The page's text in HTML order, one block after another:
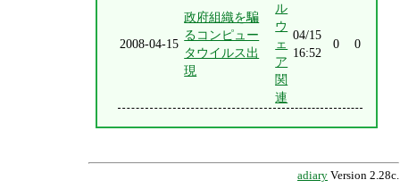
2008-04-15
政府組織を騙
るコンピュー
タウイルス出
現
ル
ウ
ェ
ア
関
連
04/15
16:52
0 0
adiary Version 2.28c.